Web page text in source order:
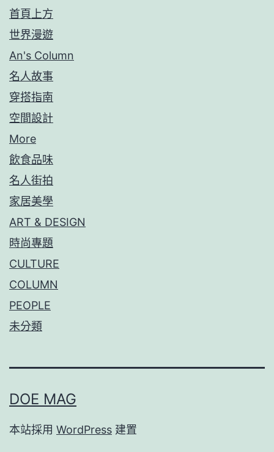
首頁上方
世界漫遊
An's Column
名人故事
穿搭指南
空間設計
More
飲食品味
名人街拍
家居美學
ART & DESIGN
時尚專題
CULTURE
COLUMN
PEOPLE
未分類
DOE MAG
本站採用 WordPress 建置